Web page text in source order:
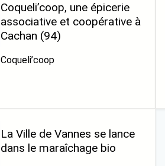
Coqueli’coop, une épicerie
associative et coopérative à
Cachan (94)
Coqueli’coop
La Ville de Vannes se lance
dans le maraîchage bio